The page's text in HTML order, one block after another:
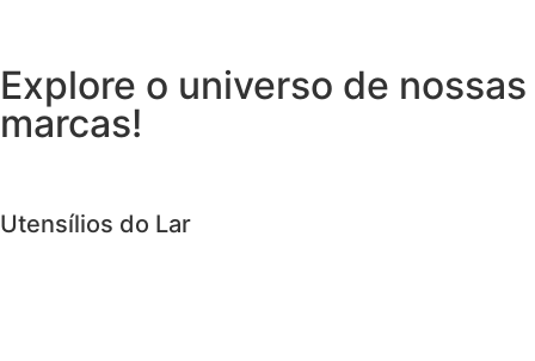
Explore o universo de nossas
marcas!
Utensílios do Lar